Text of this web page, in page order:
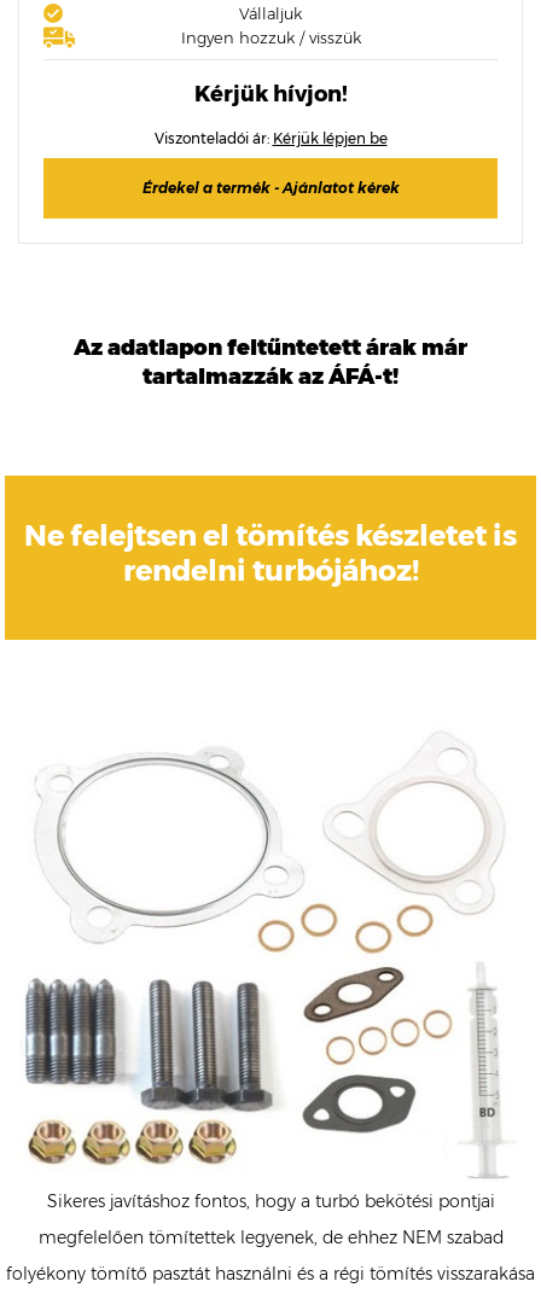
Vállaljuk
Ingyen hozzuk / visszük
Kérjük hívjon!
Viszonteladói ár: Kérjük lépjen be
Érdekel a termék - Ajánlatot kérek
Az adatlapon feltűntetett árak már
tartalmazzák az ÁFÁ-t!
Ne felejtsen el tömítés készletet is
rendelni turbójához!
Sikeres javításhoz fontos, hogy a turbó bekötési pontjai
megfelelően tömítettek legyenek, de ehhez NEM szabad
folyékony tömítő pasztát használni és a régi tömítés visszarakása